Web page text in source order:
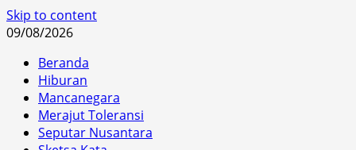
Skip to content
09/08/2026
Beranda
Hiburan
Mancanegara
Merajut Toleransi
Seputar Nusantara